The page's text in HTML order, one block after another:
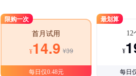
限购一次
首月试用
¥14.9 ¥39
每日仅0.48元
最划算
12
¥
每日